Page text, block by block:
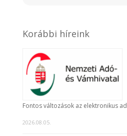
Korábbi híreink
Fontos változások az elektronikus
2026.08.05.